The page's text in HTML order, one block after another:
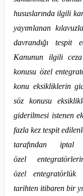
hususlarında ilgili
yayımlanan
davrandığı
Kanunun ilgili
konusu özel
konu eksikliklerin
söz konusu
giderilmesi istenen
fazla kez tespit
tarafından
özel
özel entegratörlük
tarihten itibaren bir